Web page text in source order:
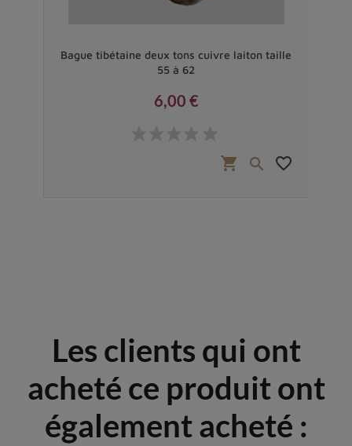
Bague tibétaine deux tons cuivre laiton taille
55 à 62
6,00 €
shopping_cart  favorite_border
Les clients qui ont
acheté ce produit ont
également acheté :